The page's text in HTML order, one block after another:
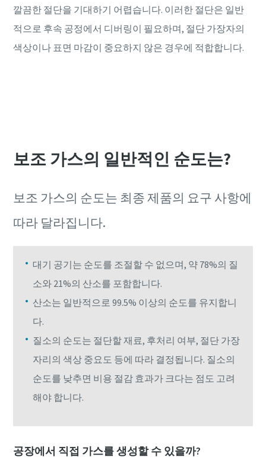
깔끔한 절단을 기대하기 어렵습니다. 이러한 절단은 일반
적으로 후속 공정에서 디버링이 필요하며, 절단 가장자의
색상이나 표면 마감이 중요하지 않은 경우에 적합합니다.
보조 가스의 일반적인 순도는?
보조 가스의 순도는 최종 제품의 요구 사항에
따라 달라집니다.
대기 공기는 순도를 조절할 수 없으며, 약 78%의 질
소와 21%의 산소를 포함합니다.
산소는 일반적으로 99.5% 이상의 순도를 유지합니
다.
질소의 순도는 절단할 재료, 후처리 여부, 절단 가장
자리의 색상 중요도 등에 따라 결정됩니다. 질소의
순도를 낮추면 비용 절감 효과가 크다는 점도 고려
해야 합니다.
공장에서 직접 가스를 생성할 수 있을까?